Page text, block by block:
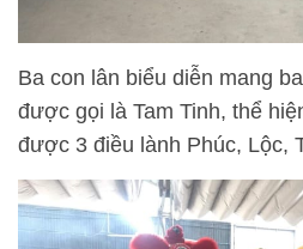
Ba con lân biểu diễn mang
được gọi là Tam Tinh, thể
được 3 điều lành Phúc, Lộc,